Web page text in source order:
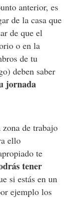
anterior, es
de la casa que
de que el
o en la
de tu
deben saber
jornada
de trabajo
ello
te
tener
si estás en un
ejemplo los